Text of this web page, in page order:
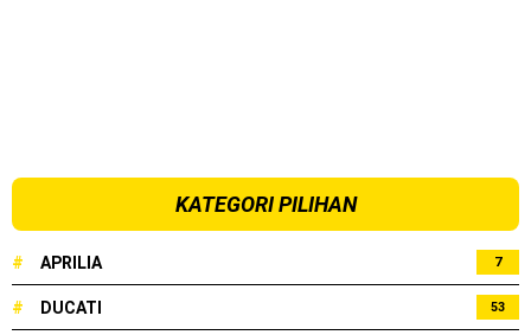
KATEGORI PILIHAN
# APRILIA 7
# DUCATI 53